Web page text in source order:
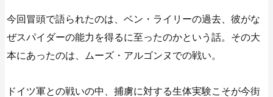
今回冒頭で語られたのは、ベン・ライリーの過去、彼がな
ぜスパイダーの能力を得るに至ったのかという話。その大
本にあったのは、ムーズ・アルゴンヌでの戦い。
ドイツ軍との戦いの中、捕虜に対する生体実験こそが今街